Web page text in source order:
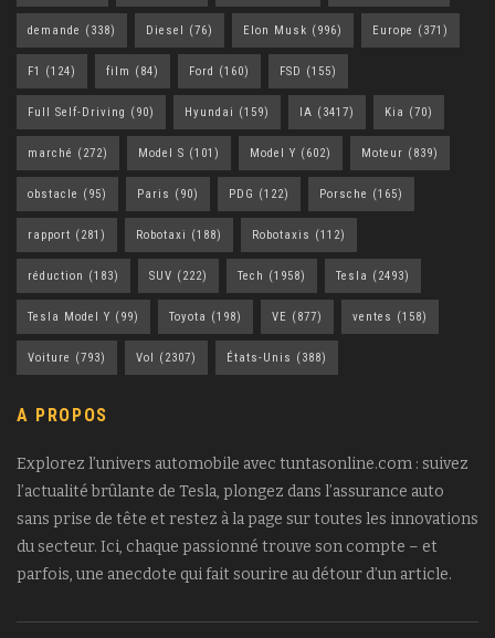
demande (338) Diesel (76) Elon Musk (996) Europe (371)
F1 (124) film (84) Ford (160) FSD (155)
Full Self-Driving (90) Hyundai (159) IA (3417) Kia (70)
marché (272) Model S (101) Model Y (602) Moteur (839)
obstacle (95) Paris (90) PDG (122) Porsche (165)
rapport (281) Robotaxi (188) Robotaxis (112)
réduction (183) SUV (222) Tech (1958) Tesla (2493)
Tesla Model Y (99) Toyota (198) VE (877) ventes (158)
Voiture (793) Vol (2307) États-Unis (388)
A PROPOS
Explorez l’univers automobile avec tuntasonline.com : suivez
l’actualité brûlante de Tesla, plongez dans l’assurance auto
sans prise de tête et restez à la page sur toutes les innovations
du secteur. Ici, chaque passionné trouve son compte – et
parfois, une anecdote qui fait sourire au détour d’un article.